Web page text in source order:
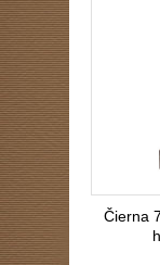
Čierna